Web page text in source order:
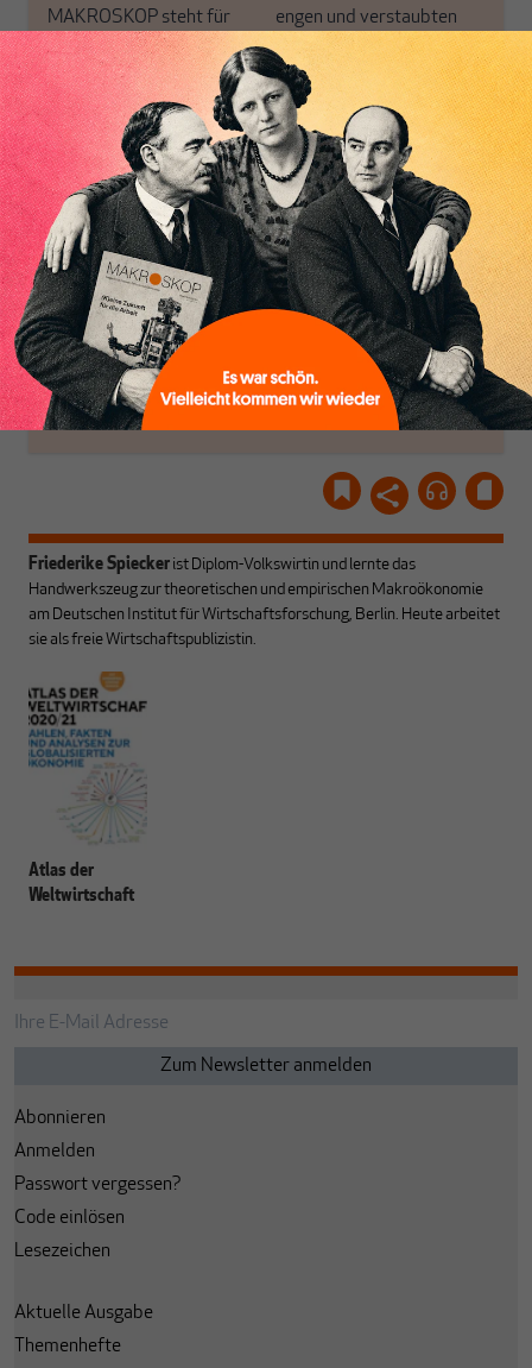
Inhaltsverzeichnis
MAKROSKOP steht für
das große Ganze. Wir
haben einen Blick auf
Geld, Wirtschaft und
Politik, den Sie so
woanders nicht finden.
Dabei leben wir von
unseren Autoren, ihren
Recherchen, ihrem Wissen
und ihrem Enthusiasmus.
Gemeinsam scheren wir
aus den schmaler
werdenden Leitplanken
des Denkens aus.
engen und verstaubten
Debattenräume.
Brauchen Sie auch frische
Luft? Dann folgen Sie
einfach dem Button.
ABONNIEREN SIE
MAKROSKOP
Schon Abonnent? Dann
einloggen!
Friederike Spiecker ist Diplom-Volkswirtin und lernte das
Handwerkszeug zur theoretischen und empirischen Makroökonomie
am Deutschen Institut für Wirtschaftsforschung, Berlin. Heute arbeitet
sie als freie Wirtschaftspublizistin.
Atlas der
Weltwirtschaft
Abonnieren
Anmelden
Passwort vergessen?
Code einlösen
Lesezeichen
Aktuelle Ausgabe
Themenhefte